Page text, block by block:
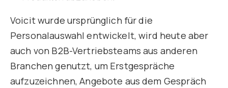
Voicit wurde ursprünglich für die
Personalauswahl entwickelt, wird heute aber
auch von B2B-Vertriebsteams aus anderen
Branchen genutzt, um Erstgespräche
aufzuzeichnen, Angebote aus dem Gespräch